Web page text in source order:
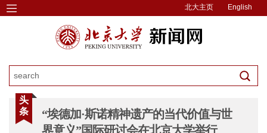
北大主页 English
头
条
“埃德加·斯诺精神遗产的当代价值与世
界意义”国际研讨会在北京大学举行